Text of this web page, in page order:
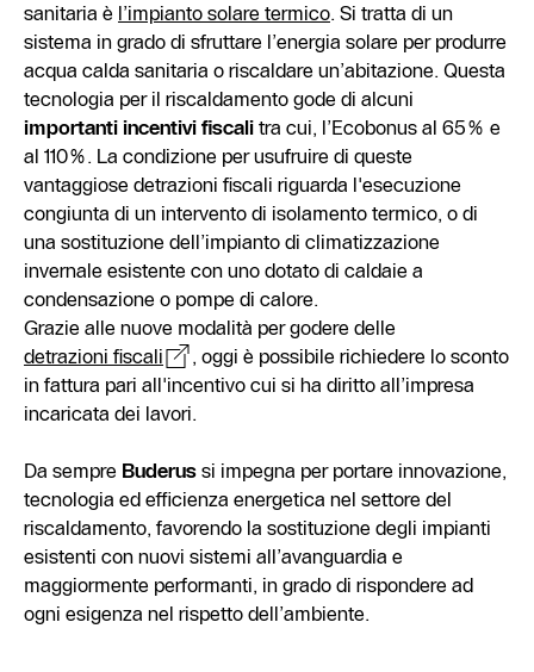
sanitaria è l’impianto solare termico. Si tratta di un
sistema in grado di sfruttare l’energia solare per produrre
acqua calda sanitaria o riscaldare un’abitazione. Questa
tecnologia per il riscaldamento gode di alcuni
importanti incentivi fiscali tra cui, l’Ecobonus al 65% e
al 110%. La condizione per usufruire di queste
vantaggiose detrazioni fiscali riguarda l'esecuzione
congiunta di un intervento di isolamento termico, o di
una sostituzione dell’impianto di climatizzazione
invernale esistente con uno dotato di caldaie a
condensazione o pompe di calore.
Grazie alle nuove modalità per godere delle
detrazioni fiscali
, oggi è possibile richiedere lo sconto
in fattura pari all'incentivo cui si ha diritto all’impresa
incaricata dei lavori.
Da sempre Buderus si impegna per portare innovazione,
tecnologia ed efficienza energetica nel settore del
riscaldamento, favorendo la sostituzione degli impianti
esistenti con nuovi sistemi all’avanguardia e
maggiormente performanti, in grado di rispondere ad
ogni esigenza nel rispetto dell’ambiente.